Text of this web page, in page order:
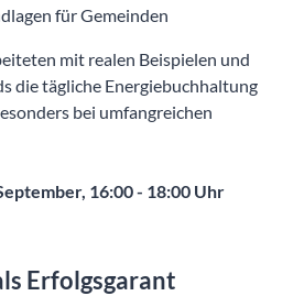
für Gemeinden
mit realen Beispielen und
die tägliche Energiebuchhaltung
bei umfangreichen
16:00 - 18:00 Uhr
Erfolgsgarant